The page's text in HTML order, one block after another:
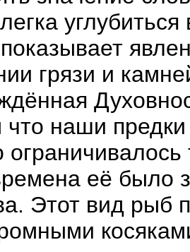
грязи и
наши
её было
Этот вид рыб